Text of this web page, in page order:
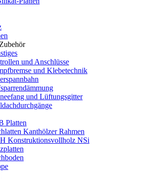
und Anschlüsse
und Klebetechnik
und Lüftungsgitter
Platten
Kanthölzer Rahmen
Konstruktionsvollholz NSi